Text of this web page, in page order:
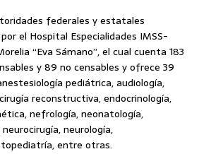
federales y estatales
el Hospital Especialidades IMSS-
“Eva Sámano”, el cual cuenta 183
y 89 no censables y ofrece 39
pediátrica, audiología,
reconstructiva, endocrinología,
nefrología, neonatología,
neurología,
entre otras.